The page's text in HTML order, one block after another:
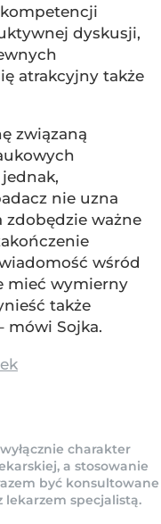
dyskusji,
atrakcyjny także
związaną
nie uzna
zdobędzie ważne
wśród
mieć wymierny
także
mówi Sojka.
charakter
a stosowanie
być konsultowane
specjalistą.